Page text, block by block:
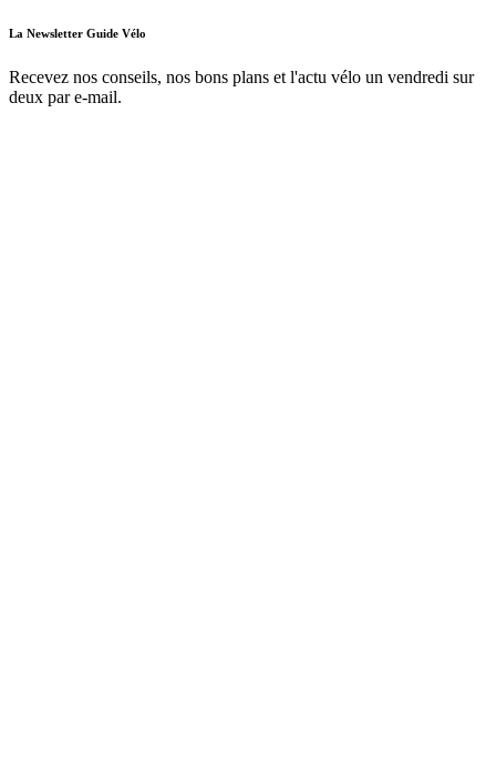
La Newsletter Guide Vélo
Recevez nos conseils, nos bons plans et l'actu vélo un vendredi sur
deux par e-mail.